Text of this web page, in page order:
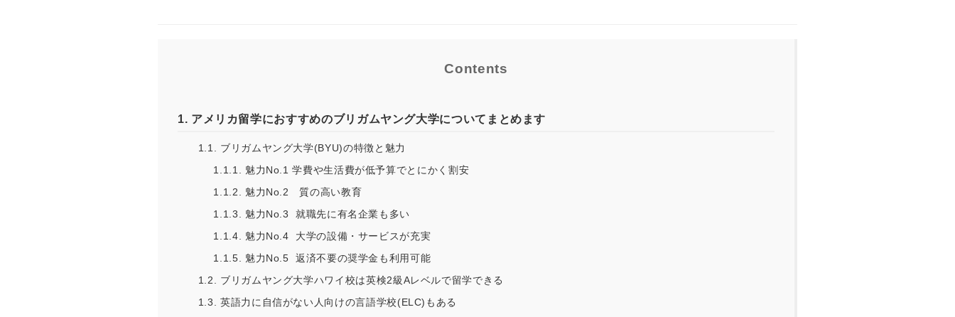
Contents
1. アメリカ留学におすすめのブリガムヤング大学についてまとめます
1.1.
ブリガムヤング大学(BYU)の特徴と魅力
1.1.1.
魅力No.1 学費や生活費が低予算でとにかく割安
1.1.2.
魅力No.2 質の高い教育
1.1.3.
魅力No.3 就職先に有名企業も多い
1.1.4.
魅力No.4 大学の設備・サービスが充実
1.1.5.
魅力No.5 返済不要の奨学金も利用可能
1.2.
ブリガムヤング大学ハワイ校は英検2級Aレベルで留学できる
1.3.
英語力に自信がない人向けの言語学校(ELC)もある